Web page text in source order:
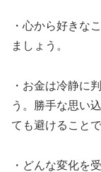
・心から好きな
ましょう。
・お金は冷静に
う。勝手な思い
ても避けることで
・どんな変化を